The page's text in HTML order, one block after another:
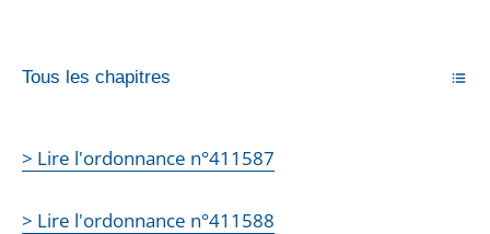
Tous les chapitres
> Lire l'ordonnance n°411587
> Lire l'ordonnance n°411588